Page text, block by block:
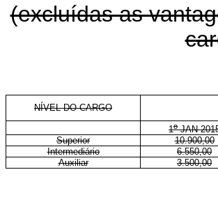
(excluídas as
NÍVEL DO CARGO
1oJAN
Superior
10.900,00
Intermediário
6.550,00
Auxiliar
3.500,00